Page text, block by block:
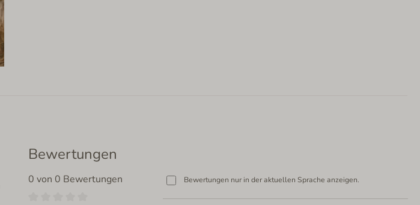
Bewertungen
0 von 0 Bewertungen Bewertungen nur in der aktuellen Sprache anzeigen.